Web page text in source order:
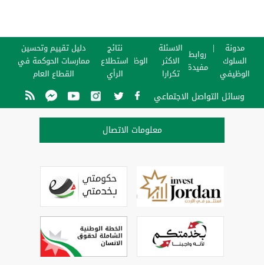
مدونة
السلوك
الوظيفي
روابط
مفيدة
الاسئلة
الاكثر
تكرارا
الوظائف
نتائج
استطلاع
الرأي
دليل تقييم وتحسين
ممارسات الحوكمة في
القطاع العام
وسائل التواصل الاجتماعي
معلومات الاتصال